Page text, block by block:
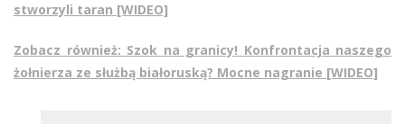
stworzyli taran [WIDEO]
Zobacz również: Szok na granicy! Konfrontacja naszego
żołnierza ze służbą białoruską? Mocne nagranie [WIDEO]